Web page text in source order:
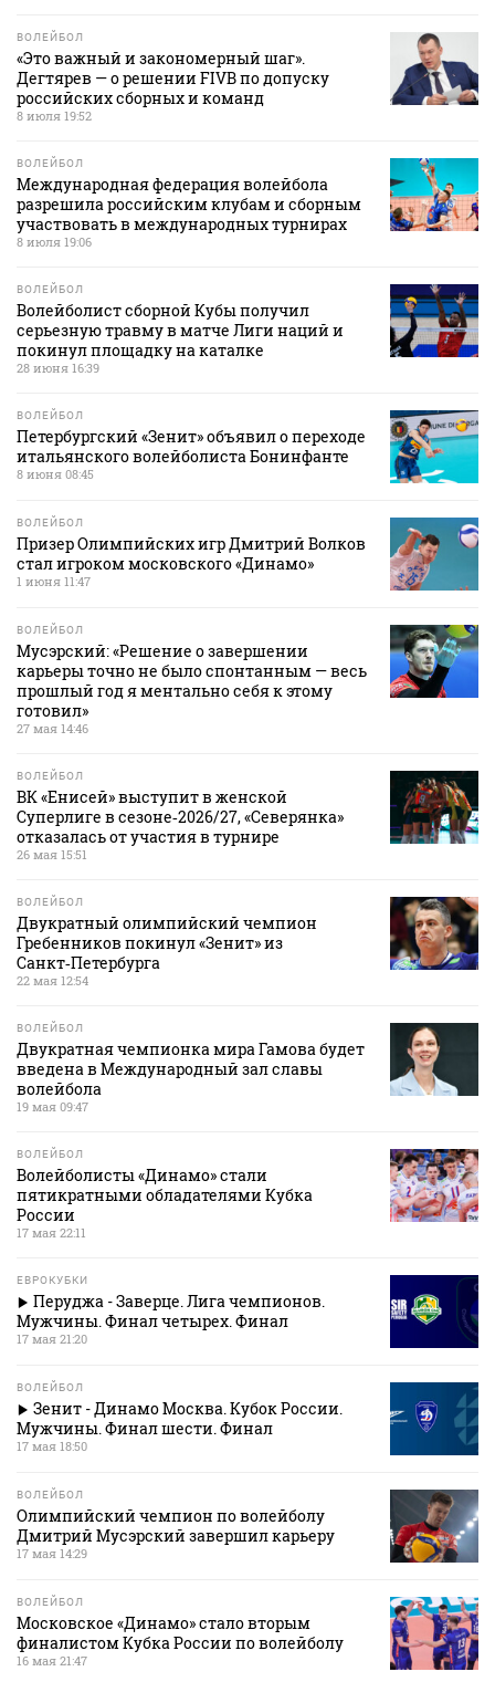
ВОЛЕЙБОЛ
«Это важный и закономерный шаг».
Дегтярев — о решении FIVB по допуску
российских сборных и команд
8 июля 19:52
ВОЛЕЙБОЛ
Международная федерация волейбола
разрешила российским клубам и сборным
участвовать в международных турнирах
8 июля 19:06
ВОЛЕЙБОЛ
Волейболист сборной Кубы получил
серьезную травму в матче Лиги наций и
покинул площадку на каталке
28 июня 16:39
ВОЛЕЙБОЛ
Петербургский «Зенит» объявил о переходе
итальянского волейболиста Бонинфанте
8 июня 08:45
ВОЛЕЙБОЛ
Призер Олимпийских игр Дмитрий Волков
стал игроком московского «Динамо»
1 июня 11:47
ВОЛЕЙБОЛ
Мусэрский: «Решение о завершении
карьеры точно не было спонтанным — весь
прошлый год я ментально себя к этому
готовил»
27 мая 14:46
ВОЛЕЙБОЛ
ВК «Енисей» выступит в женской
Суперлиге в сезоне‑2026/27, «Северянка»
отказалась от участия в турнире
26 мая 15:51
ВОЛЕЙБОЛ
Двукратный олимпийский чемпион
Гребенников покинул «Зенит» из
Санкт‑Петербурга
22 мая 12:54
ВОЛЕЙБОЛ
Двукратная чемпионка мира Гамова будет
введена в Международный зал славы
волейбола
19 мая 09:47
ВОЛЕЙБОЛ
Волейболисты «Динамо» стали
пятикратными обладателями Кубка
России
17 мая 22:11
ЕВРОКУБКИ
Перуджа - Заверце. Лига чемпионов.
Мужчины. Финал четырех. Финал
17 мая 21:20
ВОЛЕЙБОЛ
Зенит - Динамо Москва. Кубок России.
Мужчины. Финал шести. Финал
17 мая 18:50
ВОЛЕЙБОЛ
Олимпийский чемпион по волейболу
Дмитрий Мусэрский завершил карьеру
17 мая 14:29
ВОЛЕЙБОЛ
Московское «Динамо» стало вторым
финалистом Кубка России по волейболу
16 мая 21:47